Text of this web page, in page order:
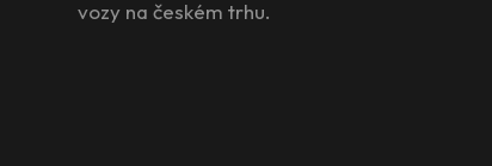
vozy na českém trhu.